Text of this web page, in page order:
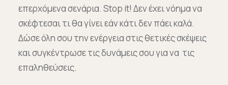
επερχόμενα σενάρια. Stop it! Δεν έχει νόημα να
σκέφτεσαι τι θα γίνει εάν κάτι δεν πάει καλά.
Δώσε όλη σου την ενέργεια στις θετικές σκέψεις
και συγκέντρωσε τις δυνάμεις σου για να τις
επαληθεύσεις.